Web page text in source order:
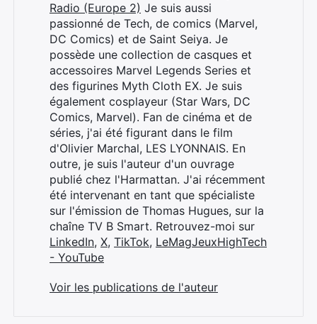
Radio (Europe 2) Je suis aussi
passionné de Tech, de comics (Marvel,
DC Comics) et de Saint Seiya. Je
possède une collection de casques et
accessoires Marvel Legends Series et
des figurines Myth Cloth EX. Je suis
également cosplayeur (Star Wars, DC
Comics, Marvel). Fan de cinéma et de
séries, j'ai été figurant dans le film
d'Olivier Marchal, LES LYONNAIS. En
outre, je suis l'auteur d'un ouvrage
publié chez l'Harmattan. J'ai récemment
été intervenant en tant que spécialiste
sur l'émission de Thomas Hugues, sur la
chaîne TV B Smart. Retrouvez-moi sur
LinkedIn, X, TikTok, LeMagJeuxHighTech
- YouTube
Voir les publications de l'auteur